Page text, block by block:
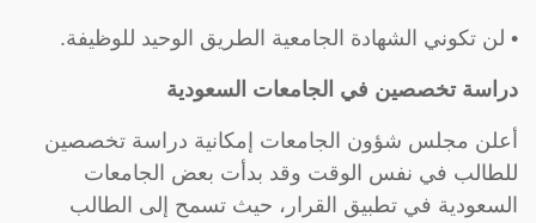
• لن تكوني الشهادة الجامعية الطريق الوحيد للوظيفة.
دراسة تخصصين في الجامعات السعودية
أعلن مجلس شؤون الجامعات إمكانية دراسة تخصصين
للطالب في نفس الوقت وقد بدأت بعض الجامعات
السعودية في تطبيق القرار، حيث تسمح إلى الطالب